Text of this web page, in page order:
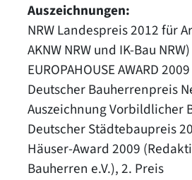
Auszeichnungen:
NRW Landespreis 2012 für
AKNW NRW und IK-Bau
EUROPAHOUSE AWARD
Deutscher Bauherrenpreis
Auszeichnung Vorbildlicher
Deutscher Städtebaupreis
Häuser-Award 2009
Bauherren e.V.), 2. Preis